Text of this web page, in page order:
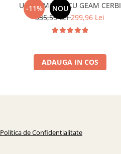
-11% NOU
UȘĂ ȘEMINEU CU GEAM CERBI
335,55 Lei299,96 Lei
ADAUGA IN COS
Politica de Confidentialitate